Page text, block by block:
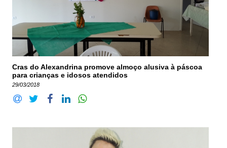
Cras do Alexandrina promove almoço alusiva à páscoa
para crianças e idosos atendidos
29/03/2018